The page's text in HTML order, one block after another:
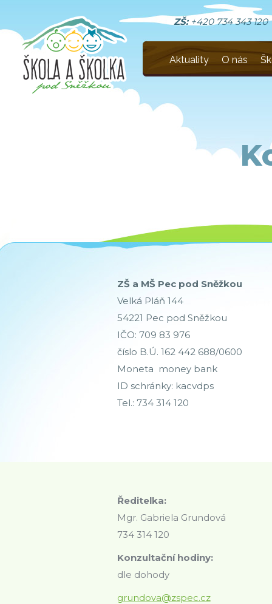
ZŠ: +420 734 343 120
Aktuality O nás
ZŠ a MŠ Pec pod Sněžkou
Velká Pláň 144
54221 Pec pod Sněžkou
IČO: 709 83 976
číslo B.Ú. 162 442 688/0600
Moneta money bank
ID schránky: kacvdps
Tel.: 734 314 120
Ředitelka:
Mgr. Gabriela Grundová
734 314 120
Konzultační hodiny:
dle dohody
grundova@zspec.cz